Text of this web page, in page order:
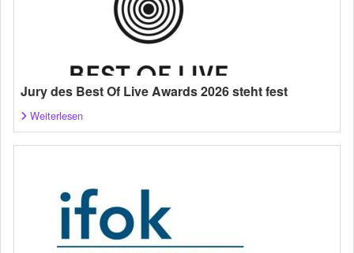
Jury des Best Of Live Awards 2026 steht fest
Weiterlesen